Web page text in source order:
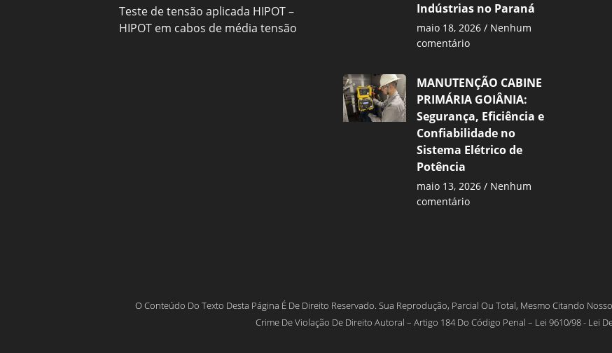
Teste de tensão aplicada HIPOT –
HIPOT em cabos de média tensão
Indústrias no Paraná
maio 18, 2026
Nenhum
comentário
MANUTENÇÃO CABINE
PRIMÁRIA GOIÂNIA:
Segurança, Eficiência e
Confiabilidade no
Sistema Elétrico de
Potência
maio 13, 2026
Nenhum
comentário
O Conteúdo Do Texto Desta Página É De Direito Reservado. Sua Reprodução, Parcial Ou Total, Mesmo Citando
Crime De Violação De Direito Autoral – Artigo 184 Do Código Penal – Lei 9610/98 - Lei